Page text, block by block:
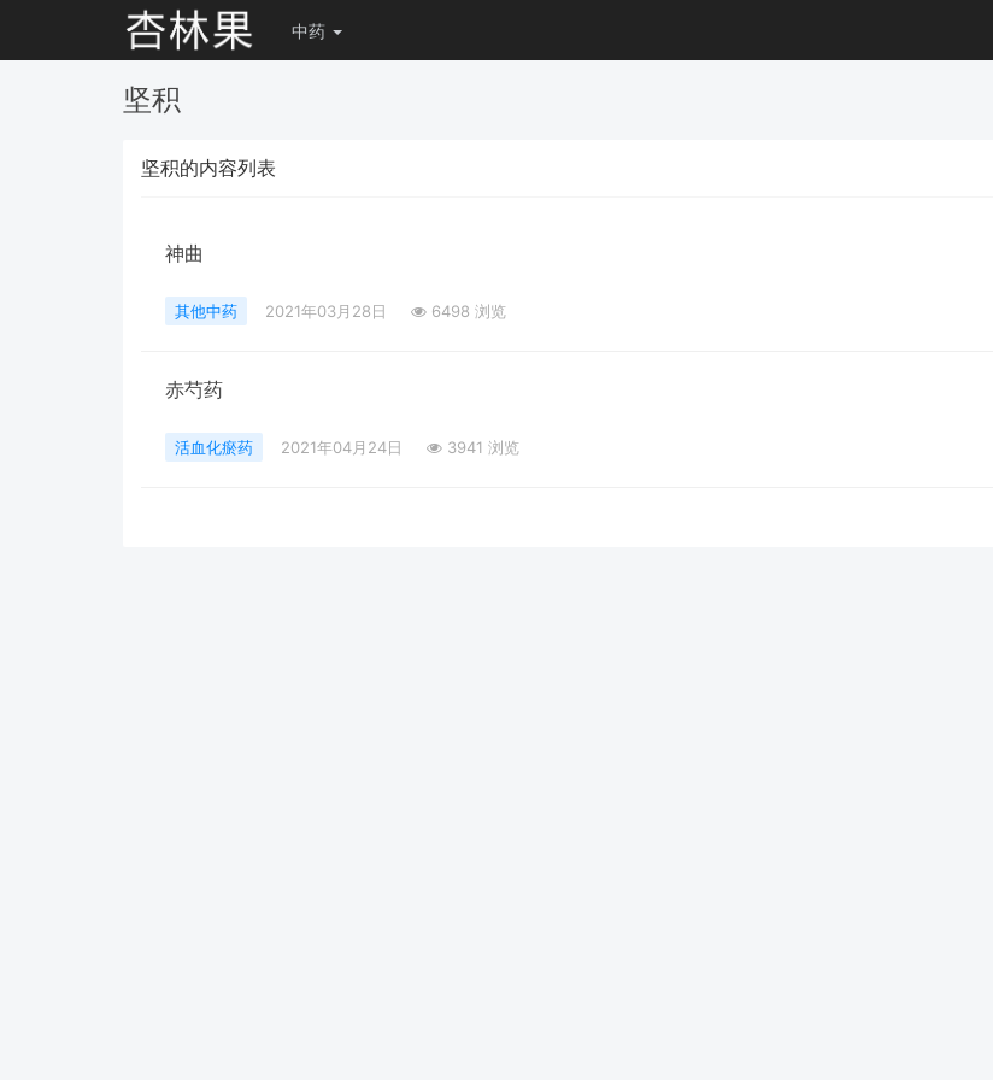
中药
坚积
坚积的内容列表
神曲
其他中药 2021年03月28日 6498 浏览
赤芍药
活血化瘀药 2021年04月24日 3941 浏览